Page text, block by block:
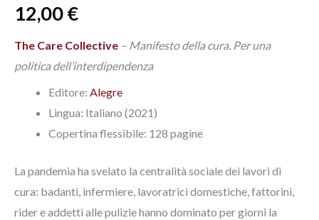
12,00€
The Care Collective – Manifesto della cura. Per una
politica dell’interdipendenza
Editore: Alegre
Lingua:‎ Italiano (2021)
Copertina flessibile: 128 pagine
La pandemia ha svelato la centralità sociale dei lavori di
cura: badanti, infermiere, lavoratrici domestiche, fattorini,
rider e addetti alle pulizie hanno dominato per giorni la